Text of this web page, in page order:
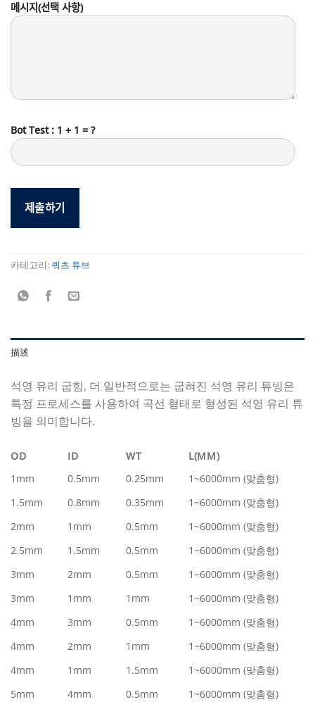
메시지(선택 사항)
Bot Test : 1 + 1 = ?
카테고리:쿼츠 튜브
描述
석영 유리 굽힘, 더 일반적으로는 굽혀진 석영 유리 튜빙은
특정 프로세스를 사용하여 곡선 형태로 형성된 석영 유리 튜
빙을 의미합니다.
OD ID WT
L(MM)
1mm
0.5mm 0.25mm
1~6000mm (맞춤형)
1.5mm
0.8mm 0.35mm
1~6000mm (맞춤형)
2mm
1mm 0.5mm
1~6000mm (맞춤형)
2.5mm
1.5mm 0.5mm
1~6000mm (맞춤형)
3mm
2mm 0.5mm
1~6000mm (맞춤형)
3mm
1mm 1mm
1~6000mm (맞춤형)
4mm
3mm 0.5mm
1~6000mm (맞춤형)
4mm
2mm 1mm
1~6000mm (맞춤형)
4mm
1mm 1.5mm
1~6000mm (맞춤형)
5mm
4mm 0.5mm
1~6000mm (맞춤형)